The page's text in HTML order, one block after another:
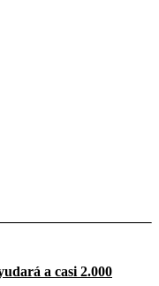
a casi 2.000